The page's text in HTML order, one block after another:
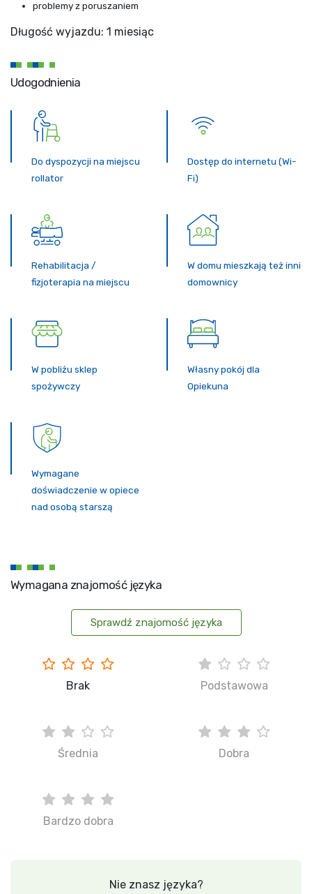
problemy z poruszaniem
Długość wyjazdu: 1 miesiąc
Udogodnienia
Do dyspozycji na miejscu
rollator
Dostęp do internetu (Wi-
Fi)
Rehabilitacja /
fizjoterapia na miejscu
W domu mieszkają też inni
domownicy
W pobliżu sklep
spożywczy
Własny pokój dla
Opiekuna
Wymagane
doświadczenie w opiece
nad osobą starszą
Wymagana znajomość języka
Sprawdź znajomość języka
Brak Podstawowa
Średnia Dobra
Bardzo dobra
Nie znasz języka?